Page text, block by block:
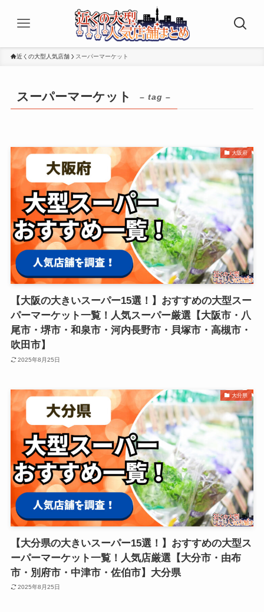
近くの大型人気店舗 スーパーマーケット
スーパーマーケット – tag –
大阪府
【大阪の大きいスーパー15選！】おすすめの大型スー
パーマーケット一覧！人気スーパー厳選【大阪市・八
尾市・堺市・和泉市・河内長野市・貝塚市・高槻市・
吹田市】
2025年8月25日
大分県
【大分県の大きいスーパー15選！】おすすめの大型ス
ーパーマーケット一覧！人気店厳選【大分市・由布
市・別府市・中津市・佐伯市】大分県
2025年8月25日